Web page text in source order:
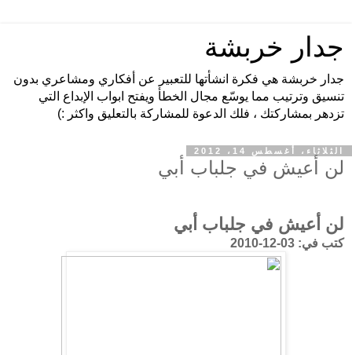
جدار خربشة
جدار خربشة هي فكرة انشأتها للتعبير عن أفكاري ومشاعري بدون
تنسيق وترتيب مما يوسّع مجال الخطأ ويفتح ابواب الإبداع التي
تزدهر بمشاركتك ، فلك الدعوة للمشاركة بالتعليق واكثر :)
الثلاثاء، أغسطس 14، 2012
لن أعيش في جلباب أبي
لن أعيش في جلباب أبي
كتب في: 03-12-2010